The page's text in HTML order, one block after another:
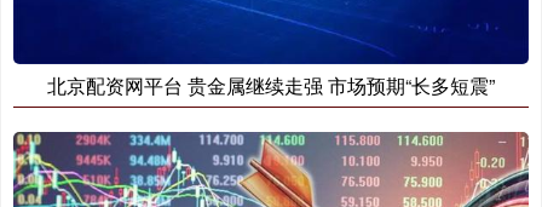
北京配资网平台 贵金属继续走强 市场预期“长多短震”